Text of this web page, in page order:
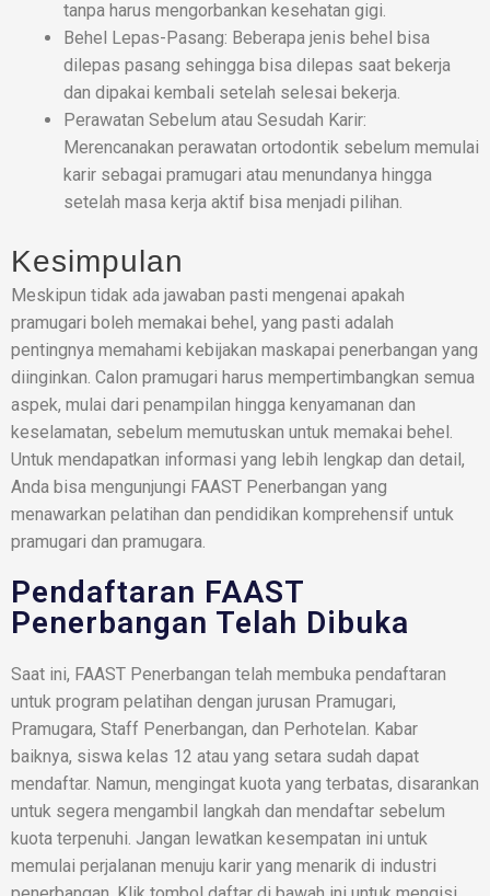
tanpa harus mengorbankan kesehatan gigi.
Behel Lepas-Pasang: Beberapa jenis behel bisa
dilepas pasang sehingga bisa dilepas saat bekerja
dan dipakai kembali setelah selesai bekerja.
Perawatan Sebelum atau Sesudah Karir:
Merencanakan perawatan ortodontik sebelum memulai
karir sebagai pramugari atau menundanya hingga
setelah masa kerja aktif bisa menjadi pilihan.
Kesimpulan
Meskipun tidak ada jawaban pasti mengenai apakah
pramugari boleh memakai behel, yang pasti adalah
pentingnya memahami kebijakan maskapai penerbangan yang
diinginkan. Calon pramugari harus mempertimbangkan semua
aspek, mulai dari penampilan hingga kenyamanan dan
keselamatan, sebelum memutuskan untuk memakai behel.
Untuk mendapatkan informasi yang lebih lengkap dan detail,
Anda bisa mengunjungi FAAST Penerbangan yang
menawarkan pelatihan dan pendidikan komprehensif untuk
pramugari dan pramugara.
Pendaftaran FAAST
Penerbangan Telah Dibuka
Saat ini, FAAST Penerbangan telah membuka pendaftaran
untuk program pelatihan dengan jurusan Pramugari,
Pramugara, Staff Penerbangan, dan Perhotelan. Kabar
baiknya, siswa kelas 12 atau yang setara sudah dapat
mendaftar. Namun, mengingat kuota yang terbatas, disarankan
untuk segera mengambil langkah dan mendaftar sebelum
kuota terpenuhi. Jangan lewatkan kesempatan ini untuk
memulai perjalanan menuju karir yang menarik di industri